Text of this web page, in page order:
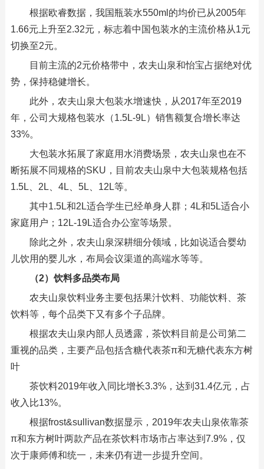
根据欧睿数据，我国瓶装水550ml的均价已从2005年
1.66元上升至2.32元，标志着中国包装水的主流价格从1元
切换至2元。
目前主流的2元价格带中，农夫山泉和怡宝占据绝对优
势，保持稳健增长。
此外，农夫山泉大包装水增速快，从2017年至2019
年，公司大规格包装水（1.5L-9L）销售额复合增长率达
33%。
大包装水拓展了家庭用水消费场景，农夫山泉也在不
断拓展不同规格的SKU，目前农夫山泉中大包装规格包括
1.5L、2L、4L、5L、12L等。
其中1.5L和2L适合学生已经单身人群；4L和5L适合小
家庭用户；12L-19L适合办公室等场景。
除此之外，农夫山泉深耕细分领域，比如说适合婴幼
儿饮用的婴儿水，布局会议渠道的高端水等等。
（2）饮料多品类布局
农夫山泉饮料业务主要包括果汁饮料、功能饮料、茶
饮料等，每个品类下又有多个子品牌。
根据农夫山泉内部人员透露，茶饮料目前是公司第二
重视的品类，主要产品包括含糖代表茶π和无糖代表东方树
叶
茶饮料2019年收入同比增长3.3%，达到31.4亿元，占
收入比13%。
根据frost&sullivan数据显示，2019年农夫山泉依靠茶
π和东方树叶两款产品在茶饮料市场市占率达到7.9%，仅
次于康师傅和统一，未来仍有进一步提升空间。